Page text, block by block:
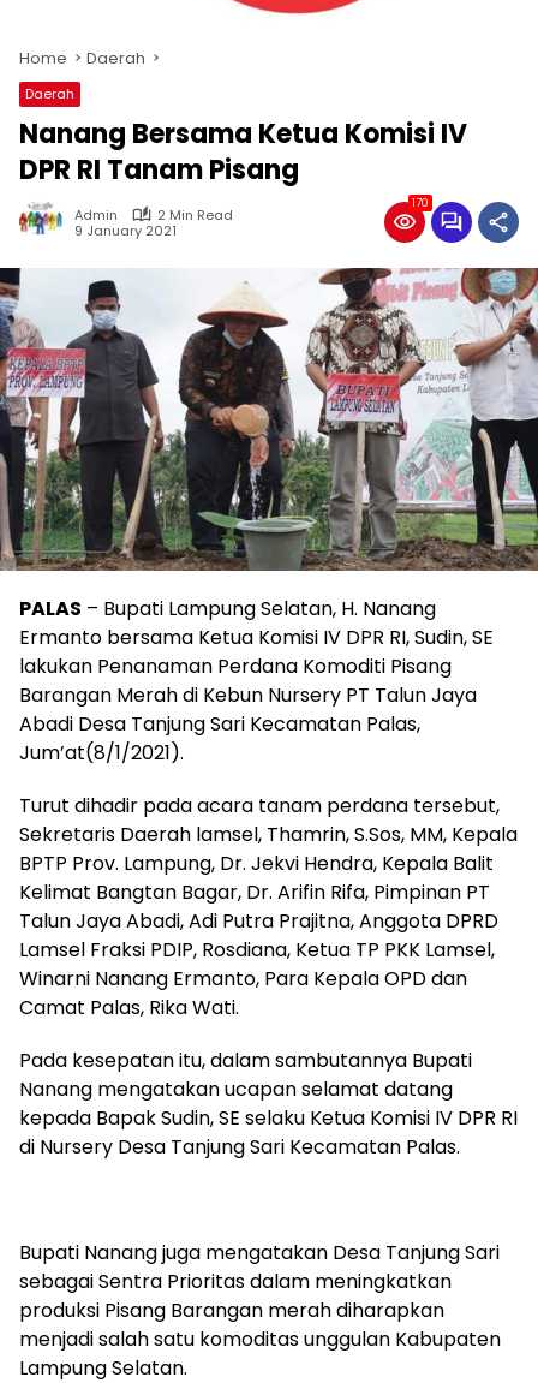
Home Daerah
Daerah
Nanang Bersama Ketua Komisi IV
DPR RI Tanam Pisang
Admin
2 Min Read
9 January 2021
170
PALAS – Bupati Lampung Selatan, H. Nanang
Ermanto bersama Ketua Komisi IV DPR RI, Sudin, SE
lakukan Penanaman Perdana Komoditi Pisang
Barangan Merah di Kebun Nursery PT Talun Jaya
Abadi Desa Tanjung Sari Kecamatan Palas,
Jum’at(8/1/2021).
Turut dihadir pada acara tanam perdana tersebut,
Sekretaris Daerah lamsel, Thamrin, S.Sos, MM, Kepala
BPTP Prov. Lampung, Dr. Jekvi Hendra, Kepala Balit
Kelimat Bangtan Bagar, Dr. Arifin Rifa, Pimpinan PT
Talun Jaya Abadi, Adi Putra Prajitna, Anggota DPRD
Lamsel Fraksi PDIP, Rosdiana, Ketua TP PKK Lamsel,
Winarni Nanang Ermanto, Para Kepala OPD dan
Camat Palas, Rika Wati.
Pada kesepatan itu, dalam sambutannya Bupati
Nanang mengatakan ucapan selamat datang
kepada Bapak Sudin, SE selaku Ketua Komisi IV DPR RI
di Nursery Desa Tanjung Sari Kecamatan Palas.
Bupati Nanang juga mengatakan Desa Tanjung Sari
sebagai Sentra Prioritas dalam meningkatkan
produksi Pisang Barangan merah diharapkan
menjadi salah satu komoditas unggulan Kabupaten
Lampung Selatan.